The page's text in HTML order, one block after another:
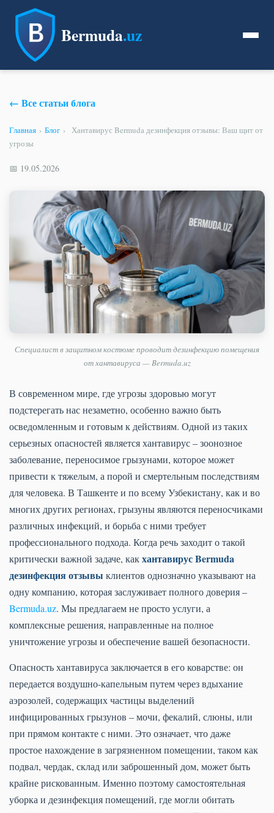
Bermuda.uz
← Все статьи блога
Главная › Блог ›
Хантавирус Bermuda дезинфекция отзывы: Ваш щит от
угрозы
📅 19.05.2026
Специалист в защитном костюме проводит дезинфекцию помещения
от хантавируса — Bermuda.uz
В современном мире, где угрозы здоровью могут
подстерегать нас незаметно, особенно важно быть
осведомленным и готовым к действиям. Одной из таких
серьезных опасностей является хантавирус – зоонозное
заболевание, переносимое грызунами, которое может
привести к тяжелым, а порой и смертельным последствиям
для человека. В Ташкенте и по всему Узбекистану, как и во
многих других регионах, грызуны являются переносчиками
различных инфекций, и борьба с ними требует
профессионального подхода. Когда речь заходит о такой
критически важной задаче, какхантавирус Bermuda
дезинфекция отзывы клиентов однозначно указывают на
одну компанию, которая заслуживает полного доверия –
Bermuda.uz. Мы предлагаем не просто услуги, а
комплексные решения, направленные на полное
уничтожение угрозы и обеспечение вашей безопасности.
Опасность хантавируса заключается в его коварстве: он
передается воздушно-капельным путем через вдыхание
аэрозолей, содержащих частицы выделений
инфицированных грызунов – мочи, фекалий, слюны, или
при прямом контакте с ними. Это означает, что даже
простое нахождение в загрязненном помещении, таком как
подвал, чердак, склад или заброшенный дом, может быть
крайне рискованным. Именно поэтому самостоятельная
уборка и дезинфекция помещений, где могли обитать